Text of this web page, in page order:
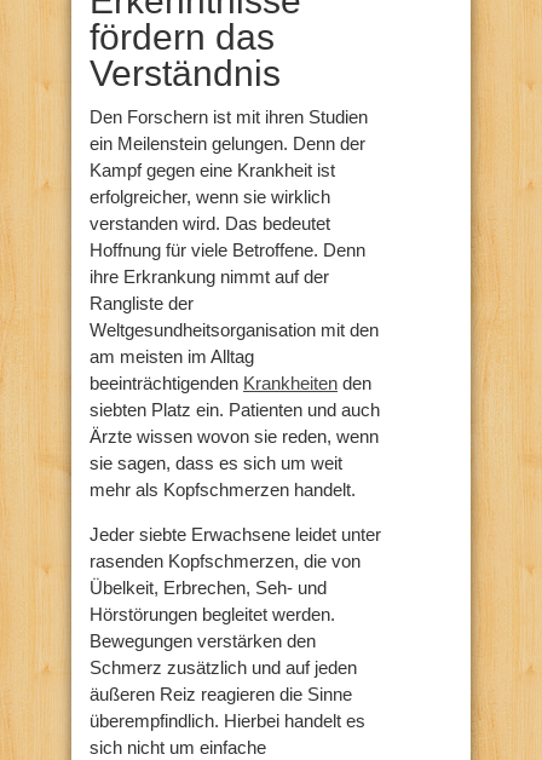
fördern das
Verständnis
Den Forschern ist mit ihren Studien
ein Meilenstein gelungen. Denn der
Kampf gegen eine Krankheit ist
erfolgreicher, wenn sie wirklich
verstanden wird. Das bedeutet
Hoffnung für viele Betroffene. Denn
ihre Erkrankung nimmt auf der
Rangliste der
Weltgesundheitsorganisation mit den
am meisten im Alltag
beeinträchtigenden Krankheiten den
siebten Platz ein. Patienten und auch
Ärzte wissen wovon sie reden, wenn
sie sagen, dass es sich um weit
mehr als Kopfschmerzen handelt.
Jeder siebte Erwachsene leidet unter
rasenden Kopfschmerzen, die von
Übelkeit, Erbrechen, Seh- und
Hörstörungen begleitet werden.
Bewegungen verstärken den
Schmerz zusätzlich und auf jeden
äußeren Reiz reagieren die Sinne
überempfindlich. Hierbei handelt es
sich nicht um einfache